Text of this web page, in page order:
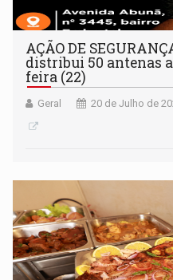
AÇÃO DE
distribui 50 antenas
feira (22)
Geral 20 de Julho de